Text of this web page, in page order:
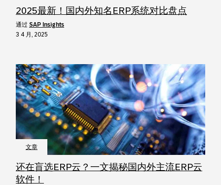
2025最新！国内外知名ERP系统对比盘点
通过 SAP Insights
3 4 月, 2025
文章
还在盲选ERP云？一文揭秘国内外主流ERP云
软件！